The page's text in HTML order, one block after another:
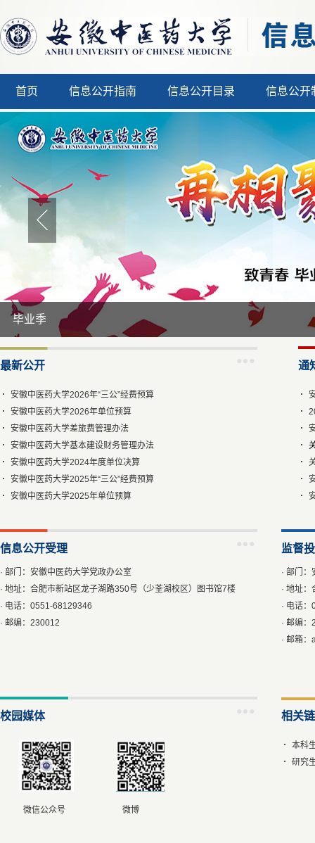
首页 信息公开指南 信息公开目录 信息公开
毕业季
最新公开
安徽中医药大学2026年“三公”经费预算
安徽中医药大学2026年单位预算
安徽中医药大学差旅费管理办法
安徽中医药大学基本建设财务管理办法
安徽中医药大学2024年度单位决算
安徽中医药大学2025年“三公”经费预算
安徽中医药大学2025年单位预算
通
信息公开受理
· 部门：安徽中医药大学党政办公室
· 地址：合肥市新站区龙子湖路350号（少荃湖校区）图书馆7楼
· 电话：0551-68129346
· 邮编：230012
监督
· 部门
· 地址
· 电话
· 邮编
· 邮箱
校园媒体
微信公众号 微博
相关
本科
研究